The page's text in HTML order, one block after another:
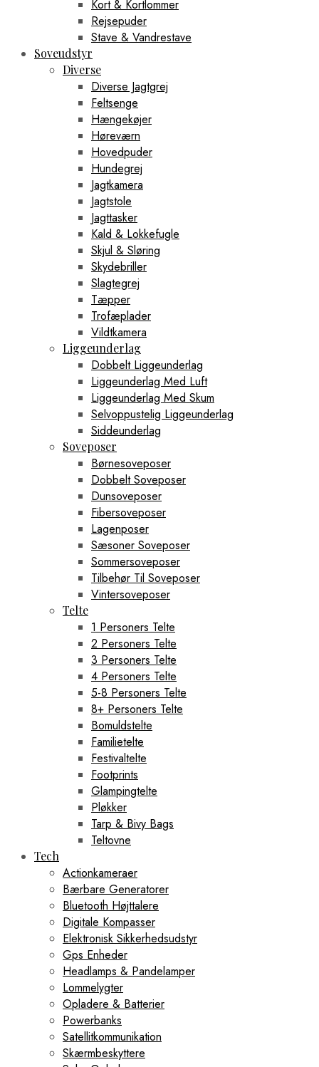
Kort & Kortlommer
Rejsepuder
Stave & Vandrestave
Soveudstyr
Diverse
Diverse Jagtgrej
Feltsenge
Hængekøjer
Høreværn
Hovedpuder
Hundegrej
Jagtkamera
Jagtstole
Jagttasker
Kald & Lokkefugle
Skjul & Sløring
Skydebriller
Slagtegrej
Tæpper
Trofæplader
Vildtkamera
Liggeunderlag
Dobbelt Liggeunderlag
Liggeunderlag Med Luft
Liggeunderlag Med Skum
Selvoppustelig Liggeunderlag
Siddeunderlag
Soveposer
Børnesoveposer
Dobbelt Soveposer
Dunsoveposer
Fibersoveposer
Lagenposer
Sæsoner Soveposer
Sommersoveposer
Tilbehør Til Soveposer
Vintersoveposer
Telte
1 Personers Telte
2 Personers Telte
3 Personers Telte
4 Personers Telte
5-8 Personers Telte
8+ Personers Telte
Bomuldstelte
Familietelte
Festivaltelte
Footprints
Glampingtelte
Pløkker
Tarp & Bivy Bags
Teltovne
Tech
Actionkameraer
Bærbare Generatorer
Bluetooth Højttalere
Digitale Kompasser
Elektronisk Sikkerhedsudstyr
Gps Enheder
Headlamps & Pandelamper
Lommelygter
Opladere & Batterier
Powerbanks
Satellitkommunikation
Skærmbeskyttere